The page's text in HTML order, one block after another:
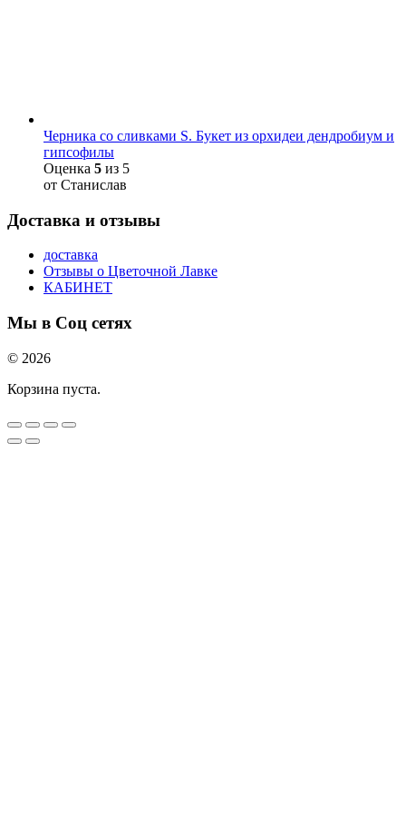
Черника со сливками S. Букет из орхидеи дендробиум и
гипсофилы
Оценка 5 из 5
от Станислав
Доставка и отзывы
доставка
Отзывы о Цветочной Лавке
КАБИНЕТ
Мы в Соц сетях
© 2026
Корзина пуста.